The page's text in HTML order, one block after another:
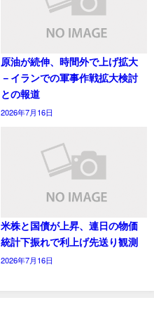
原油が続伸、時間外で上げ拡大
－イランでの軍事作戦拡大検討
との報道
2026年7月16日
米株と国債が上昇、連日の物価
統計下振れで利上げ先送り観測
2026年7月16日